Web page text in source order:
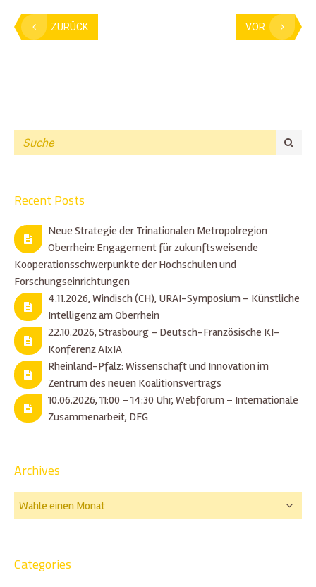
ZURÜCK VOR
Recent Posts
Neue Strategie der Trinationalen Metropolregion
Oberrhein: Engagement für zukunftsweisende
Kooperationsschwerpunkte der Hochschulen und
Forschungseinrichtungen
4.11.2026, Windisch (CH), URAI-Symposium – Künstliche
Intelligenz am Oberrhein
22.10.2026, Strasbourg – Deutsch-Französische KI-
Konferenz AIxIA
Rheinland-Pfalz: Wissenschaft und Innovation im
Zentrum des neuen Koalitionsvertrags
10.06.2026, 11:00 – 14:30 Uhr, Webforum – Internationale
Zusammenarbeit, DFG
Archives
Categories